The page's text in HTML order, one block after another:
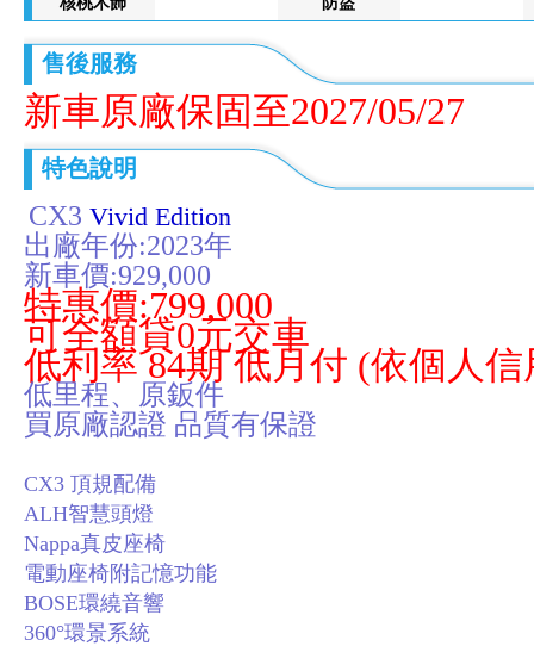
售後服務
新車原廠保固至2027/05/27
特色說明
CX3 Vivid Edition
出廠年份:2023年
新車價:929,000
特惠價:799,000
可全額貸0元交車
低利率84期 低月付 (依個人
低里程、原鈑件
買原廠認證 品質有保證
CX3 頂規配備
ALH智慧頭燈
Nappa真皮座椅
電動座椅附記憶功能
BOSE環繞音響
360°環景系統